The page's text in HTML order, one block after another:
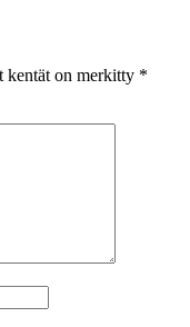
kentät on merkitty *